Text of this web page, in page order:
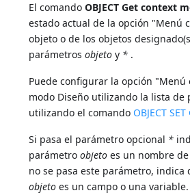
El comandoOBJECT Get context
estado actual de la opción "Menú
objeto o de los objetos
parámetrosobjeto y * .
Puede configurar la opción "Menú
modo Diseño utilizando la lista de
utilizando el comando OBJECT
Si pasa el parámetro opcional *
parámetroobjeto es un nombre
no se pasa este parámetro, indica
objeto es un campo o una variable.